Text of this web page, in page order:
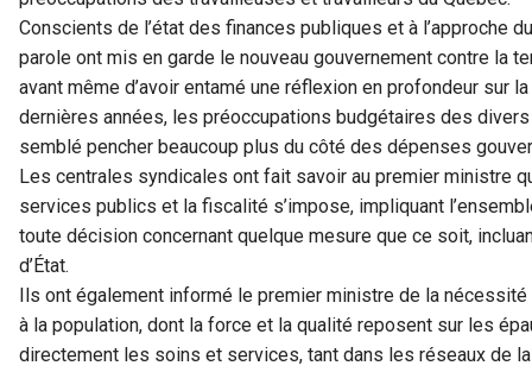
Conscients de l’état des finances publiques et à l’approche
parole ont mis en garde le nouveau gouvernement contre la
avant même d’avoir entamé une réflexion en profondeur sur
dernières années, les préoccupations budgétaires des
semblé pencher beaucoup plus du côté des dépenses
Les centrales syndicales ont fait savoir au premier ministre
services publics et la fiscalité s’impose, impliquant
toute décision concernant quelque mesure que ce soit,
d’État.
Ils ont également informé le premier ministre de la
à la population, dont la force et la qualité reposent sur les
directement les soins et services, tant dans les réseaux de